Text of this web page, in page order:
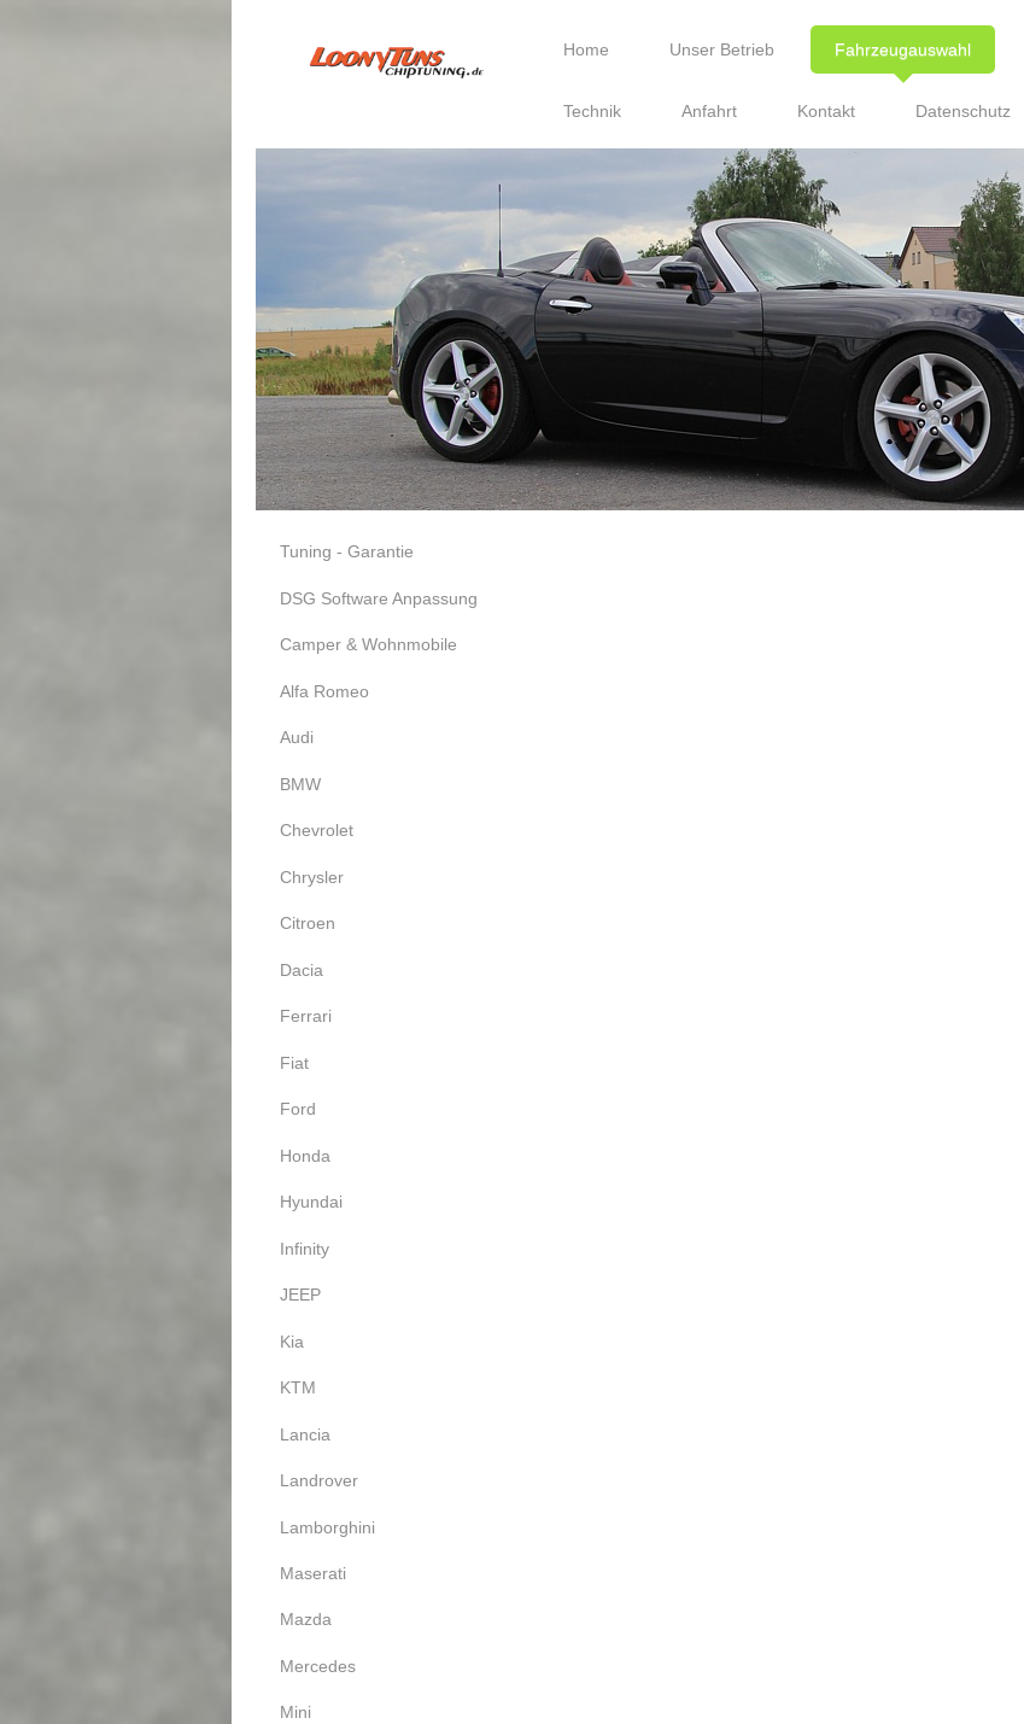
Home Unser Betrieb Fahrzeugauswahl
Technik Anfahrt Kontakt Datenschutz
Tuning - Garantie
DSG Software Anpassung
Camper & Wohnmobile
Alfa Romeo
Audi
BMW
Chevrolet
Chrysler
Citroen
Dacia
Ferrari
Fiat
Ford
Honda
Hyundai
Infinity
JEEP
Kia
KTM
Lancia
Landrover
Lamborghini
Maserati
Mazda
Mercedes
Mini